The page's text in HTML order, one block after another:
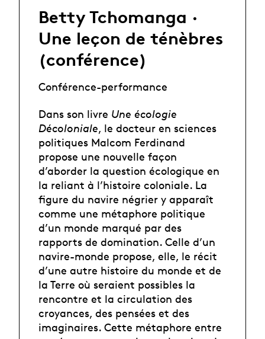
Betty Tchomanga ·
Une leçon de ténèbres
(conférence)
Conférence-performance
Dans son livre Une écologie
Décoloniale, le docteur en sciences
politiques Malcom Ferdinand
propose une nouvelle façon
d’aborder la question écologique en
la reliant à l’histoire coloniale. La
figure du navire négrier y apparaît
comme une métaphore politique
d’un monde marqué par des
rapports de domination. Celle d’un
navire-monde propose, elle, le récit
d’une autre histoire du monde et de
la Terre où seraient possibles la
rencontre et la circulation des
croyances, des pensées et des
imaginaires. Cette métaphore entre